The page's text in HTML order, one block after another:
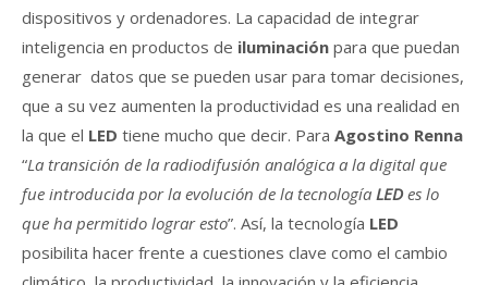
dispositivos y ordenadores. La capacidad de integrar
inteligencia en productos de iluminación para que puedan
generar datos que se pueden usar para tomar decisiones,
que a su vez aumenten la productividad es una realidad en
la que el LED tiene mucho que decir. Para Agostino Renna
“La transición de la radiodifusión analógica a la digital que
fue introducida por la evolución de la tecnología LEDes lo
que ha permitido lograr esto”. Así, la tecnología LED
posibilita hacer frente a cuestiones clave como el cambio